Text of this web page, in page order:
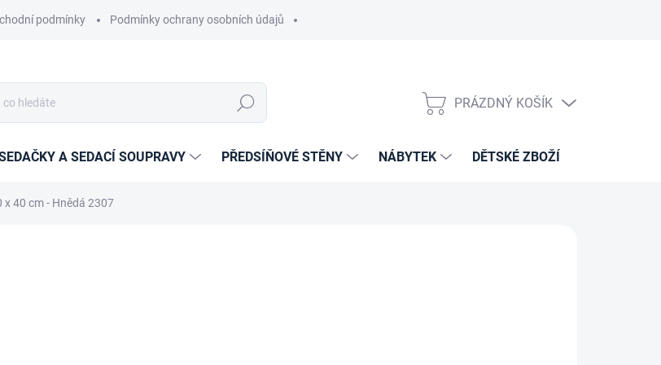
podmínky Podmínky ochrany osobních údajů
Hledat
NÁKUPNÍ
PRÁZDNÝ KOŠÍK
A SEDACÍ SOUPRAVY PŘEDSÍŇOVÉ STĚNY NÁBYTEK DĚTSKÉ ZBOŽÍ
x 40 cm - Hnědá 2307